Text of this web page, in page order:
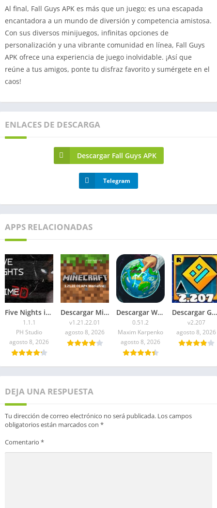
Al final, Fall Guys APK es más que un juego; es una escapada
encantadora a un mundo de diversión y competencia amistosa.
Con sus diversos minijuegos, infinitas opciones de
personalización y una vibrante comunidad en línea, Fall Guys
APK ofrece una experiencia de juego inolvidable. ¡Así que
reúne a tus amigos, ponte tu disfraz favorito y sumérgete en el
caos!
ENLACES DE DESCARGA
Descargar Fall Guys APK
Telegram
APPS RELACIONADAS
Five Nights in Anime 3D APK 2026 para Android
1.1.1
PH Studio
agosto 8, 2026
Descargar Minecraft 1.21.22.01 APK Mediafire
v1.21.22.01
agosto 8, 2026
Descargar WorldBox Premium APK Todo Desbloqueado 2026
0.51.2
Maxim Karpenko
agosto 8, 2026
Descargar Geometry Dash 2.207 APK 2026 Todo Desbloqueado
v2.207
agosto 8, 2026
DEJA UNA RESPUESTA
Tu dirección de correo electrónico no será publicada. Los campos
obligatorios están marcados con *
Comentario *